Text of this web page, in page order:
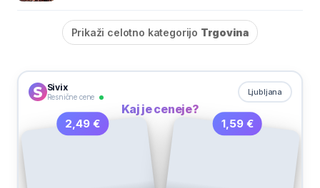
Prikaži celotno kategorijo Trgovina
Sivix
Resnične cene
Ljubljana
Kaj je ceneje?
2,49 € 1,59 €